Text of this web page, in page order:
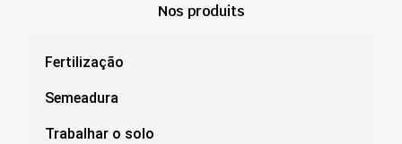
Nos produits
Fertilização
Semeadura
Trabalhar o solo